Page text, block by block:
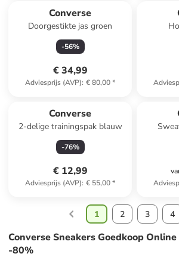
Converse
Doorgestikte jas groen
-56%
€ 34,99
Adviesprijs (AVP): € 80,00*
Converse
2-delige trainingspak blauw
-76%
€ 12,99
Adviesprijs (AVP): € 55,00*
1 2 3 4
Converse Sneakers Goedkoop Online
-80%